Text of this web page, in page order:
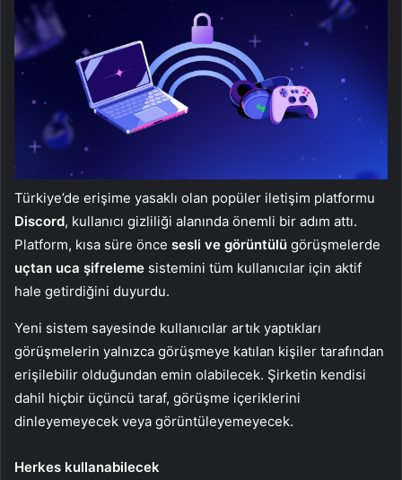
Türkiye’de erişime yasaklı olan popüler iletişim platformu
Discord, kullanıcı gizliliği alanında önemli bir adım attı.
Platform, kısa süre önce sesli ve görüntülü görüşmelerde
uçtan uca şifreleme sistemini tüm kullanıcılar için aktif
hale getirdiğini duyurdu.
Yeni sistem sayesinde kullanıcılar artık yaptıkları
görüşmelerin yalnızca görüşmeye katılan kişiler tarafından
erişilebilir olduğundan emin olabilecek. Şirketin kendisi
dahil hiçbir üçüncü taraf, görüşme içeriklerini
dinleyemeyecek veya görüntüleyemeyecek.
Herkes kullanabilecek